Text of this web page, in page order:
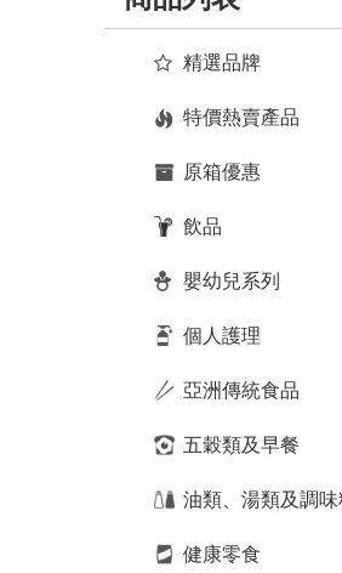
Organic
精選品牌
特價熱賣產品
原箱優惠
飲品
嬰幼兒系列
個人護理
亞洲傳統食品
五穀類及早餐
油類、湯類及調
健康零食